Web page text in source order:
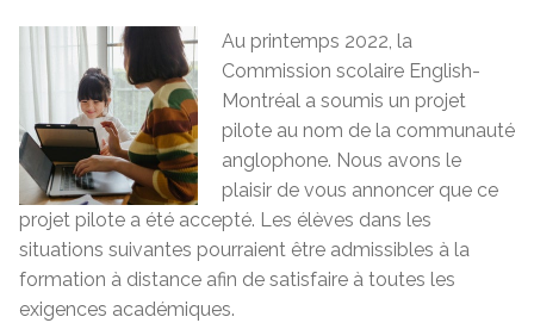
Au printemps 2022, la
Commission scolaire English-
Montréal a soumis un projet
pilote au nom de la communauté
anglophone. Nous avons le
plaisir de vous annoncer que ce
projet pilote a été accepté. Les élèves dans les
situations suivantes pourraient être admissibles à la
formation à distance afin de satisfaire à toutes les
exigences académiques.